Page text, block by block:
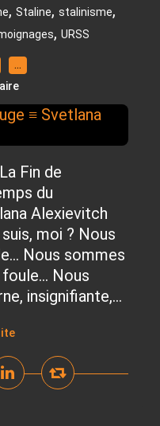
, Staline, stalinisme,
, URSS
…
Fin de
du
Alexievitch
moi ? Nous
Nous sommes
Nous
insignifiante,...